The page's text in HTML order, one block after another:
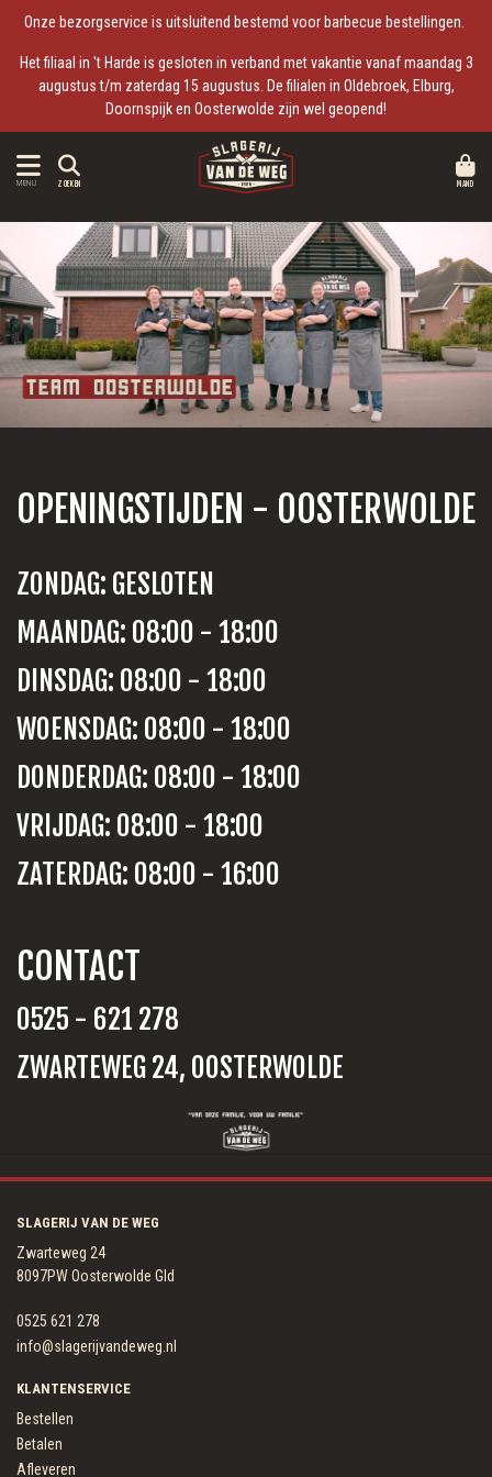
Onze bezorgservice is uitsluitend bestemd voor barbecue bestellingen.
Het filiaal in 't Harde is gesloten in verband met vakantie vanaf maandag 3
augustus t/m zaterdag 15 augustus. De filialen in Oldebroek, Elburg,
Doornspijk en Oosterwolde zijn wel geopend!
MENU ZOEKEN MAND
OPENINGSTIJDEN - OOSTERWOLDE
ZONDAG: GESLOTEN
MAANDAG: 08:00 - 18:00
DINSDAG: 08:00 - 18:00
WOENSDAG: 08:00 - 18:00
DONDERDAG: 08:00 - 18:00
VRIJDAG: 08:00 - 18:00
ZATERDAG: 08:00 - 16:00
CONTACT
0525 - 621 278
ZWARTEWEG 24, OOSTERWOLDE
SLAGERIJ VAN DE WEG
Zwarteweg 24
8097PW Oosterwolde Gld
0525 621 278
info@slagerijvandeweg.nl
KLANTENSERVICE
Bestellen
Betalen
Afleveren